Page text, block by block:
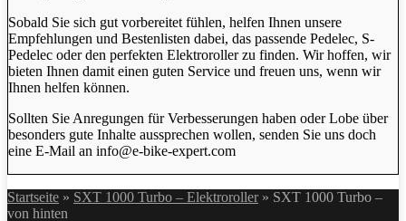
Sobald Sie sich gut vorbereitet fühlen, helfen Ihnen unsere
Empfehlungen und Bestenlisten dabei, das passende Pedelec, S-
Pedelec oder den perfekten Elektroroller zu finden. Wir hoffen, wir
bieten Ihnen damit einen guten Service und freuen uns, wenn wir
Ihnen helfen können.
Sollten Sie Anregungen für Verbesserungen haben oder Lobe über
besonders gute Inhalte aussprechen wollen, senden Sie uns doch
eine E-Mail an info@e-bike-expert.com
Startseite » SXT 1000 Turbo – Elektroroller» SXT 1000 Turbo –
von hinten